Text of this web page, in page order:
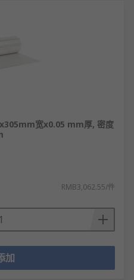
宽x0.05 mm厚, 密度
RMB3,062.55/件
加